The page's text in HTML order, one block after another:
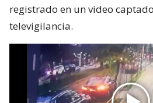
registrado en un video
televigilancia.